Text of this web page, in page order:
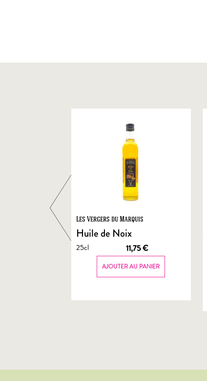
Les Vergers du Marquis
Huile de Noix
25cl 11,75€
AJOUTER AU PANIER